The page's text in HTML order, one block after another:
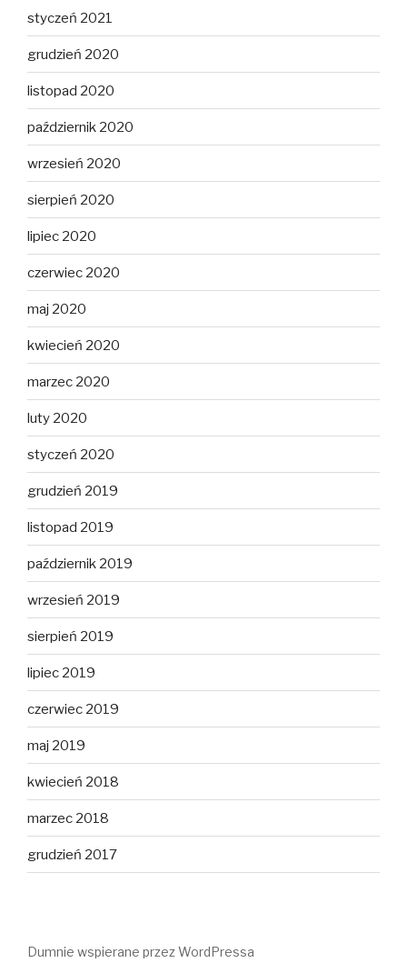
styczeń 2021
grudzień 2020
listopad 2020
październik 2020
wrzesień 2020
sierpień 2020
lipiec 2020
czerwiec 2020
maj 2020
kwiecień 2020
marzec 2020
luty 2020
styczeń 2020
grudzień 2019
listopad 2019
październik 2019
wrzesień 2019
sierpień 2019
lipiec 2019
czerwiec 2019
maj 2019
kwiecień 2018
marzec 2018
grudzień 2017
Dumnie wspierane przez WordPressa